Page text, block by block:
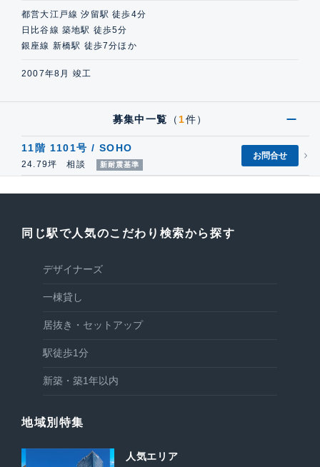
都営大江戸線 汐留駅 徒歩4分
日比谷線 築地駅 徒歩5分
銀座線 新橋駅 徒歩7分ほか
2007年8月 竣工
募集中一覧 （1件）
11階 1101号 / SOHO
24.79坪 相談 新耐震基準
お問合せ
同じ駅で人気のこだわり検索から探す
デザイナーズ
一棟貸し
居抜き・セットアップ
駅徒歩1分
新築・築1年以内
地域別特集
人気エリア